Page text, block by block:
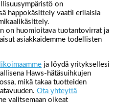
on
happokäsittely vaatii erilaisia
on huomioitava tuotantovirrat ja
asiakkaidemme todellisten
ja löydä yrityksellesi
Haws-hätäsuihkujen
mikä takaa tuotteiden
Ota yhteyttä
valitsemaan oikeat